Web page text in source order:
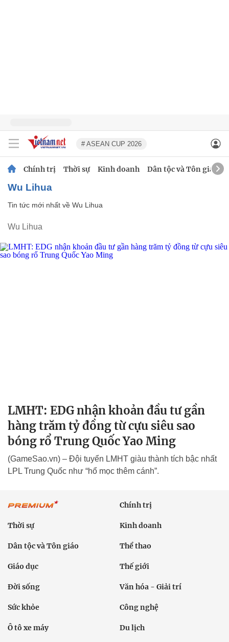
# ASEAN CUP 2026
Chính trị Thời sự Kinh doanh Dân tộc và Tôn giáo
Wu Lihua
Tin tức mới nhất về Wu Lihua
Wu Lihua
LMHT: EDG nhận khoản đầu tư gần
hàng trăm tỷ đồng từ cựu siêu sao
bóng rổ Trung Quốc Yao Ming
(GameSao.vn) – Đội tuyển LMHT giàu thành tích bậc nhất
LPL Trung Quốc như “hổ mọc thêm cánh”.
Chính trị
Thời sự Kinh doanh
Dân tộc và Tôn giáo Thể thao
Giáo dục Thế giới
Đời sống Văn hóa - Giải trí
Sức khỏe Công nghệ
Ô tô xe máy Du lịch